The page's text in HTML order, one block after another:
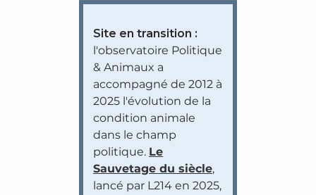
Site en transition :
l'observatoire Politique
& Animaux a
accompagné de 2012 à
2025 l'évolution de la
condition animale
dans le champ
politique. Le
Sauvetage du siècle,
lancé par L214 en 2025,